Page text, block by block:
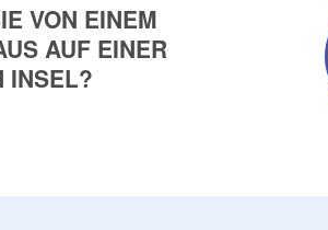
VON EINEM
AUF EINER
INSEL?